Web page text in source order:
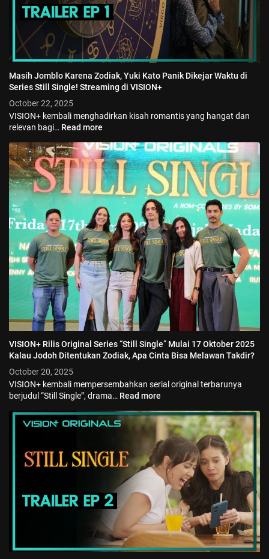
Masih Jomblo Karena Zodiak, Yuki Kato Panik Dikejar Waktu di
Series Still Single! Streaming di VISION+
October 22, 2025
VISION+ kembali menghadirkan kisah romantis yang hangat dan
relevan bagi… Read more
VISION+ Rilis Original Series “Still Single” Mulai 17 Oktober 2025
Kalau Jodoh Ditentukan Zodiak, Apa Cinta Bisa Melawan Takdir?
October 20, 2025
VISION+ kembali mempersembahkan serial original terbarunya
berjudul “Still Single”, drama… Read more